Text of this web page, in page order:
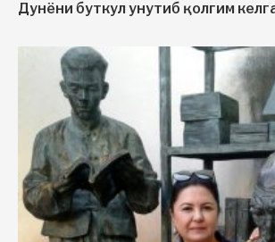
Дунёни буткул унутиб қолгим